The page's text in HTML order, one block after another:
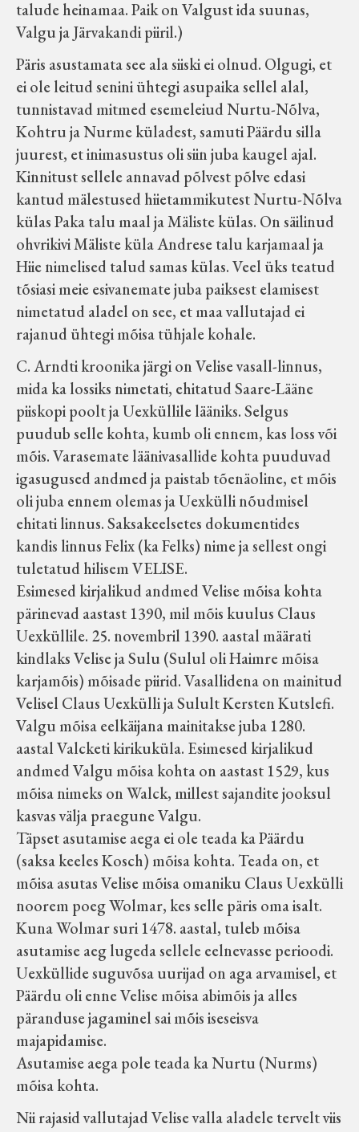
talude heinamaa. Paik on Valgust ida suunas,
Valgu ja Järvakandi piiril.)
Päris asustamata see ala siiski ei olnud. Olgugi, et
ei ole leitud senini ühtegi asupaika sellel alal,
tunnistavad mitmed esemeleiud Nurtu-Nõlva,
Kohtru ja Nurme küladest, samuti Päärdu silla
juurest, et inimasustus oli siin juba kaugel ajal.
Kinnitust sellele annavad põlvest põlve edasi
kantud mälestused hiietammikutest Nurtu-Nõlva
külas Paka talu maal ja Mäliste külas. On säilinud
ohvrikivi Mäliste küla Andrese talu karjamaal ja
Hiie nimelised talud samas külas. Veel üks teatud
tõsiasi meie esivanemate juba paiksest elamisest
nimetatud aladel on see, et maa vallutajad ei
rajanud ühtegi mõisa tühjale kohale.
C. Arndti kroonika järgi on Velise vasall-linnus,
mida ka lossiks nimetati, ehitatud Saare-Lääne
piiskopi poolt ja Uexküllile lääniks. Selgus
puudub selle kohta, kumb oli ennem, kas loss või
mõis. Varasemate läänivasallide kohta puuduvad
igasugused andmed ja paistab tõenäoline, et mõis
oli juba ennem olemas ja Uexkülli nõudmisel
ehitati linnus. Saksakeelsetes dokumentides
kandis linnus Felix (ka Felks) nime ja sellest ongi
tuletatud hilisem VELISE.
Esimesed kirjalikud andmed Velise mõisa kohta
pärinevad aastast 1390, mil mõis kuulus Claus
Uexküllile. 25. novembril 1390. aastal määrati
kindlaks Velise ja Sulu (Sulul oli Haimre mõisa
karjamõis) mõisade piirid. Vasallidena on mainitud
Velisel Claus Uexkülli ja Sulult Kersten Kutslefi.
Valgu mõisa eelkäijana mainitakse juba 1280.
aastal Valcketi kirikuküla. Esimesed kirjalikud
andmed Valgu mõisa kohta on aastast 1529, kus
mõisa nimeks on Walck, millest sajandite jooksul
kasvas välja praegune Valgu.
Täpset asutamise aega ei ole teada ka Päärdu
(saksa keeles Kosch) mõisa kohta. Teada on, et
mõisa asutas Velise mõisa omaniku Claus Uexkülli
noorem poeg Wolmar, kes selle päris oma isalt.
Kuna Wolmar suri 1478. aastal, tuleb mõisa
asutamise aeg lugeda sellele eelnevasse perioodi.
Uexküllide suguvõsa uurijad on aga arvamisel, et
Päärdu oli enne Velise mõisa abimõis ja alles
päranduse jagaminel sai mõis iseseisva
majapidamise.
Asutamise aega pole teada ka Nurtu (Nurms)
mõisa kohta.
Nii rajasid vallutajad Velise valla aladele tervelt viis